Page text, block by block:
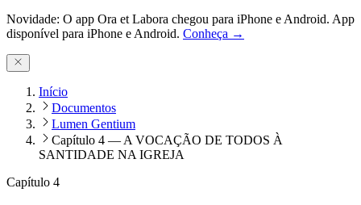
Novidade: O app Ora et Labora chegou para iPhone e Android. App
disponível para iPhone e Android. Conheça →
Início
Documentos
Lumen Gentium
Capítulo 4 — A VOCAÇÃO DE TODOS À
SANTIDADE NA IGREJA
Capítulo 4